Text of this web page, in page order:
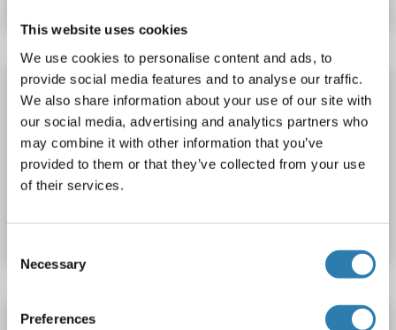
This website uses cookies
We use cookies to personalise content and ads, to
provide social media features and to analyse our traffic.
We also share information about your use of our site with
our social media, advertising and analytics partners who
may combine it with other information that you’ve
provided to them or that they’ve collected from your use
of their services.
Selection
Necessary
Preferences
GNPTG Antikörper (AA 266-296) (Biotin)
Reaktivität: Human WB, ELISA
Wirt: Kaninchen
Polyclonal
Biotin
Produktnummer ABIN1899161
Datenblatt Details
GNPTG Antikörper (AA 266-296) (FITC)